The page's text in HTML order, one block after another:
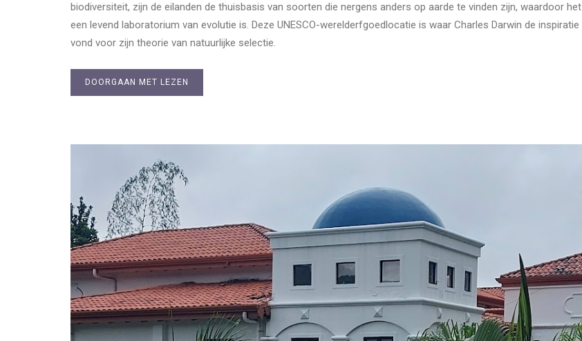
biodiversiteit, zijn de eilanden de thuisbasis van soorten die nergens anders op aarde te vinden zijn, waardoor het
een levend laboratorium van evolutie is. Deze UNESCO-werelderfgoedlocatie is waar Charles Darwin de inspiratie
vond voor zijn theorie van natuurlijke selectie.
DOORGAAN MET LEZEN